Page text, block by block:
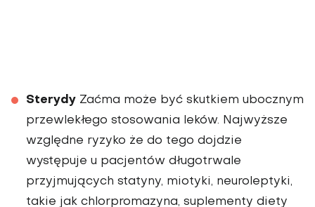
Sterydy Zaćma może być skutkiem ubocznym
przewlekłego stosowania leków. Najwyż­sze
względne ryzyko że do tego dojdzie
występuje u pacjentów długotrwale
przyjmujących statyny, mio­tyki, neuroleptyki,
takie jak chlorpromazyna, suplementy diety